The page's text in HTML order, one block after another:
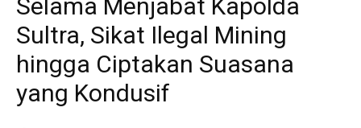
Selama Menjabat Kapolda
Sultra, Sikat Ilegal Mining
hingga Ciptakan Suasana
yang Kondusif